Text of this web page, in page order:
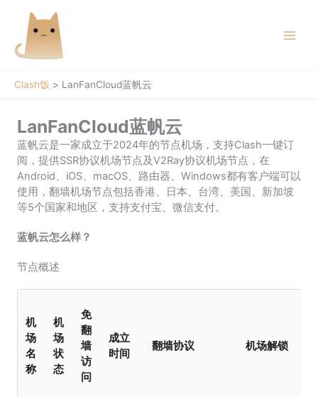
Clash饭 > LanFanCloud蓝帆云
LanFanCloud蓝帆云
蓝帆云是一家成立于2024年的节点机场，支持Clash一键订
阅，提供SSR协议机场节点及V2Ray协议机场节点，在
Android、iOS、macOS、路由器、Windows都有客户端可以
使用，翻墙机场节点包括香港、日本、台湾、美国、新加坡
等5个国家和地区，支持支付宝、微信支付。
蓝帆云怎么样？
节点概述
机
场
名
称
机
场
状
态
免
翻
墙
访
问
成立
时间
翻墙协议 机场解锁